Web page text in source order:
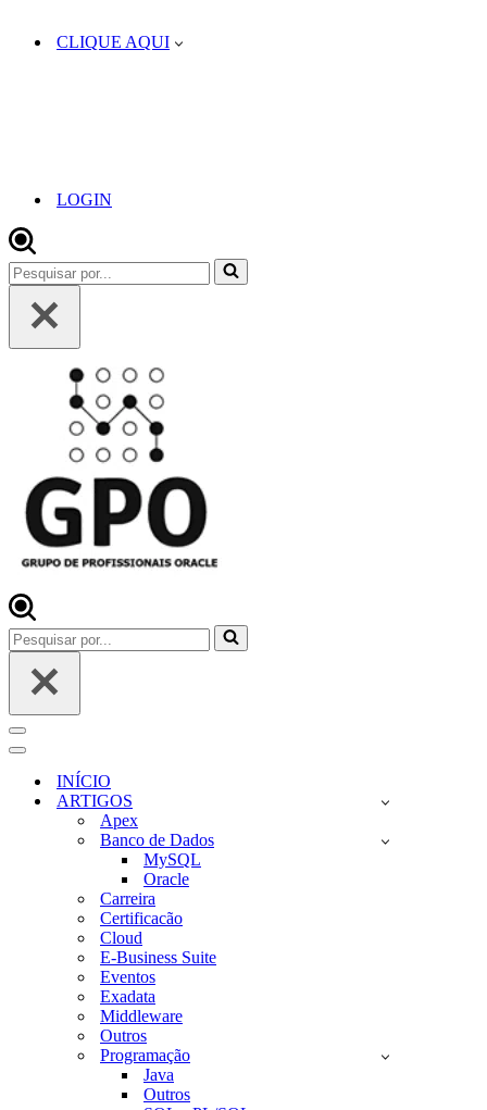
CLIQUE AQUI
LOGIN
Pesquisar
por...
Pesquisar
por...
Menu
de
navegação
Menu
navegaçãoINÍCIO
ARTIGOS
Apex
Banco de Dados
MySQL
Oracle
Carreira
Certificacão
Cloud
E-Business Suite
Eventos
Exadata
Middleware
Outros
Programação
Java
Outros